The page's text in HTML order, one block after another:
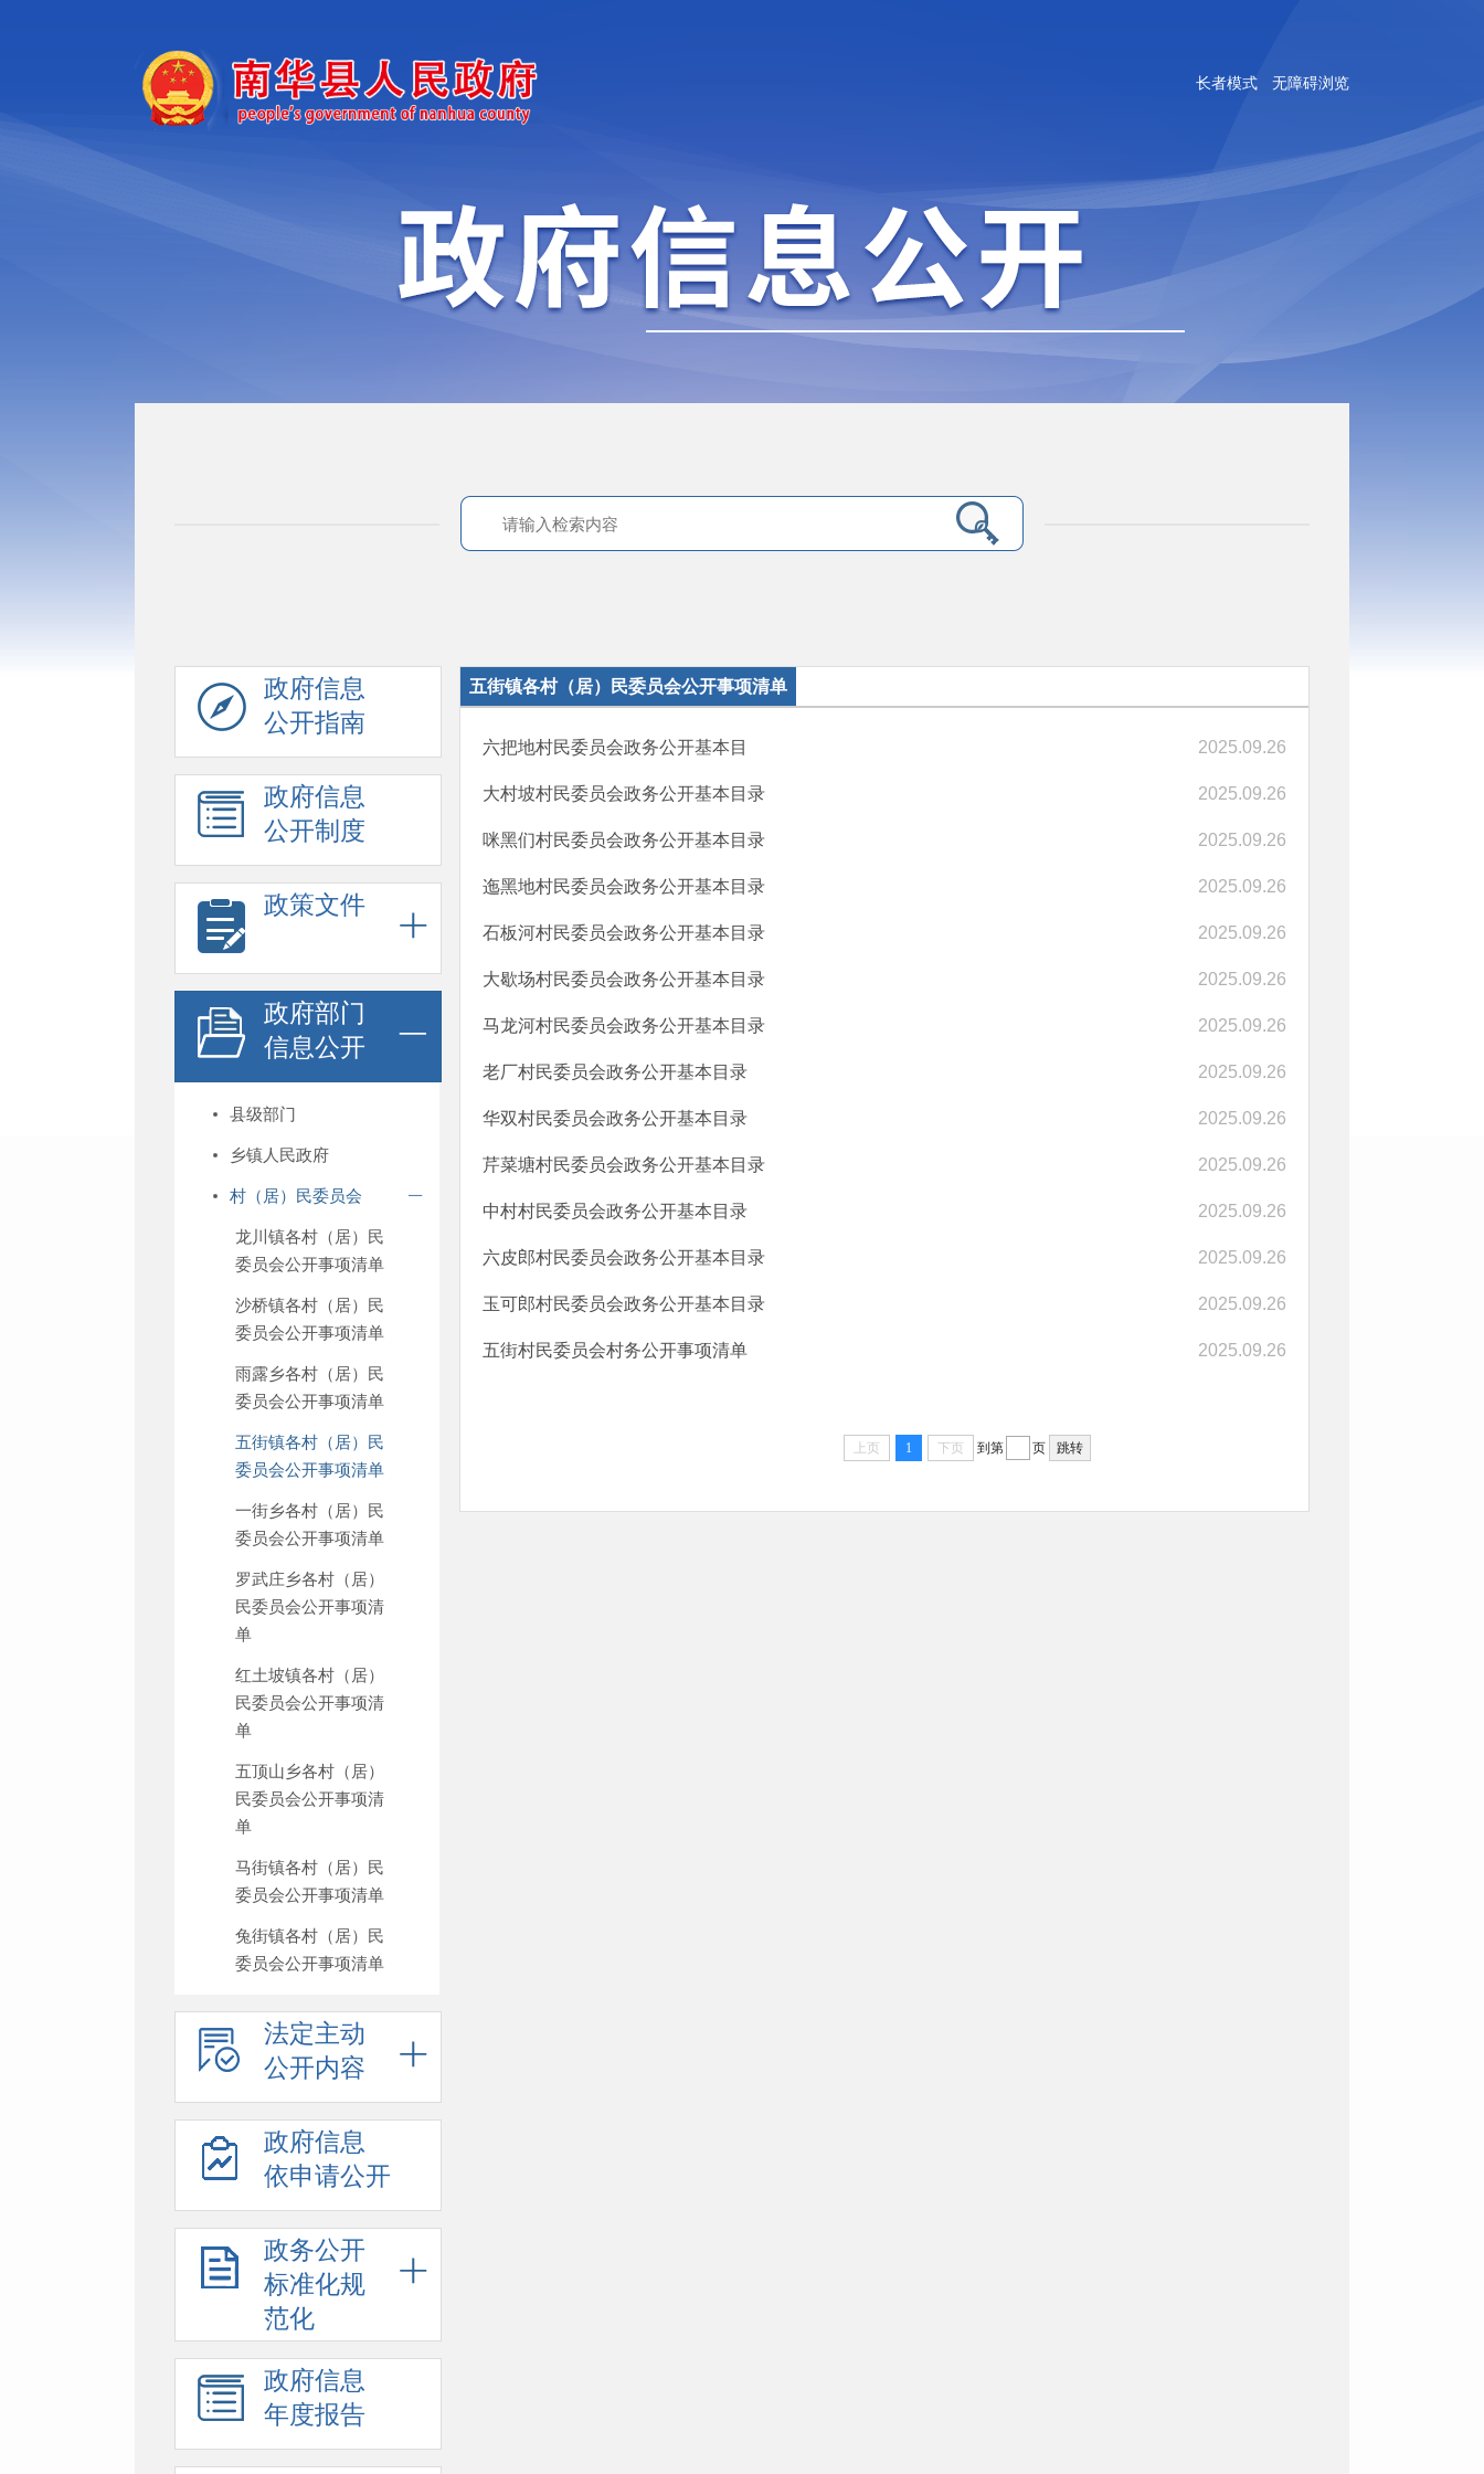
无障碍浏览
长者模式
政府信息
公开指南
政府信息
公开制度
政策文件
政府部门
信息公开
县级部门
乡镇人民政府
村（居）民委员会
龙川镇各村（居）民
委员会公开事项清单
沙桥镇各村（居）民
委员会公开事项清单
雨露乡各村（居）民
委员会公开事项清单
五街镇各村（居）民
委员会公开事项清单
一街乡各村（居）民
委员会公开事项清单
罗武庄乡各村（居）
民委员会公开事项清
单
红土坡镇各村（居）
民委员会公开事项清
单
五顶山乡各村（居）
民委员会公开事项清
单
马街镇各村（居）民
委员会公开事项清单
兔街镇各村（居）民
委员会公开事项清单
法定主动
公开内容
政府信息
依申请公开
政务公开
标准化规
范化
政府信息
年度报告
五街镇各村（居）民委员会公开事项清单
六把地村民委员会政务公开基本目 2025.09.26
大村坡村民委员会政务公开基本目录 2025.09.26
咪黑们村民委员会政务公开基本目录 2025.09.26
迤黑地村民委员会政务公开基本目录 2025.09.26
石板河村民委员会政务公开基本目录 2025.09.26
大歇场村民委员会政务公开基本目录 2025.09.26
马龙河村民委员会政务公开基本目录 2025.09.26
老厂村民委员会政务公开基本目录 2025.09.26
华双村民委员会政务公开基本目录 2025.09.26
芹菜塘村民委员会政务公开基本目录 2025.09.26
中村村民委员会政务公开基本目录 2025.09.26
六皮郎村民委员会政务公开基本目录 2025.09.26
玉可郎村民委员会政务公开基本目录 2025.09.26
五街村民委员会村务公开事项清单 2025.09.26
上页 1 下页 到第 页 跳转